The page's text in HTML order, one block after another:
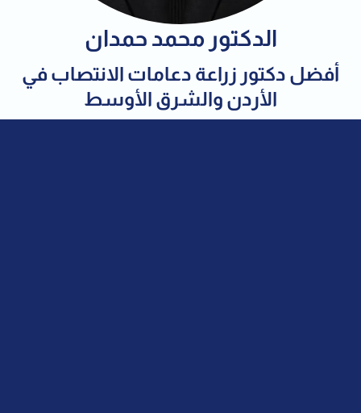
الدكتور محمد حمدان
أفضل دكتور زراعة دعامات الانتصاب في
الأردن والشرق الأوسط